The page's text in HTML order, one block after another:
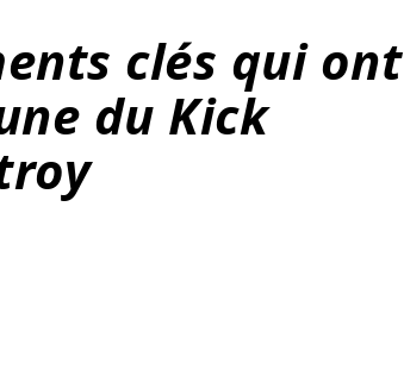
clés qui ont
du Kick